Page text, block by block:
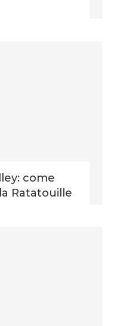
come
Ratatouille